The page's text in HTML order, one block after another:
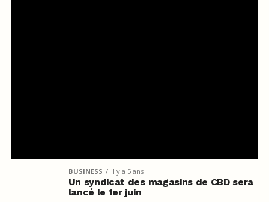
BUSINESS il y a 5 ans
Un syndicat des magasins de CBD sera
lancé le 1er juin